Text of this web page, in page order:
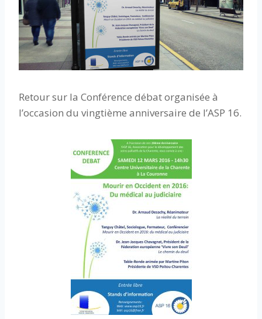
Retour sur la Conférence débat organisée à
l’occasion du vingtième anniversaire de l’ASP 16.